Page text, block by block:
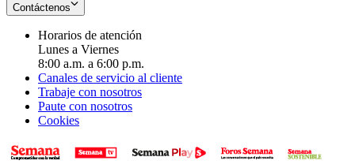
Contáctenos
Horarios de atención
Lunes a Viernes
8:00 a.m. a 6:00 p.m.
Canales de servicio al cliente
Trabaje con nosotros
Paute con nosotros
Cookies